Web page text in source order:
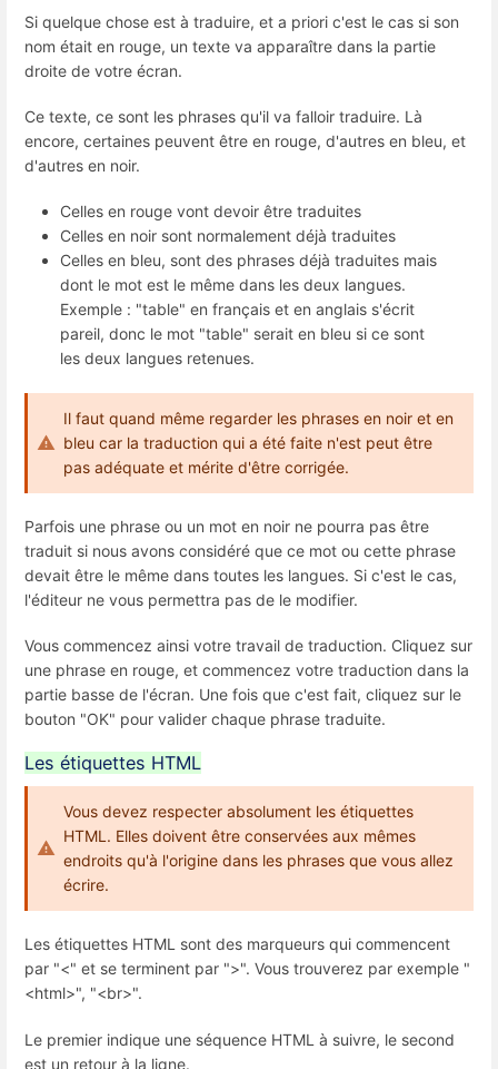
Si quelque chose est à traduire, et a priori c'est le cas si son
nom était en rouge, un texte va apparaître dans la partie
droite de votre écran.
Ce texte, ce sont les phrases qu'il va falloir traduire. Là
encore, certaines peuvent être en rouge, d'autres en bleu, et
d'autres en noir.
Celles en rouge vont devoir être traduites
Celles en noir sont normalement déjà traduites
Celles en bleu, sont des phrases déjà traduites mais
dont le mot est le même dans les deux langues.
Exemple : "table" en français et en anglais s'écrit
pareil, donc le mot "table" serait en bleu si ce sont
les deux langues retenues.
Il faut quand même regarder les phrases en noir et en
bleu car la traduction qui a été faite n'est peut être
pas adéquate et mérite d'être corrigée.
Parfois une phrase ou un mot en noir ne pourra pas être
traduit si nous avons considéré que ce mot ou cette phrase
devait être le même dans toutes les langues. Si c'est le cas,
l'éditeur ne vous permettra pas de le modifier.
Vous commencez ainsi votre travail de traduction. Cliquez sur
une phrase en rouge, et commencez votre traduction dans la
partie basse de l'écran. Une fois que c'est fait, cliquez sur le
bouton "OK" pour valider chaque phrase traduite.
Les étiquettes HTML
Vous devez respecter absolument les étiquettes
HTML. Elles doivent être conservées aux mêmes
endroits qu'à l'origine dans les phrases que vous allez
écrire.
Les étiquettes HTML sont des marqueurs qui commencent
par "<" et se terminent par ">". Vous trouverez par exemple "
<html>", "<br>".
Le premier indique une séquence HTML à suivre, le second
est un retour à la ligne.